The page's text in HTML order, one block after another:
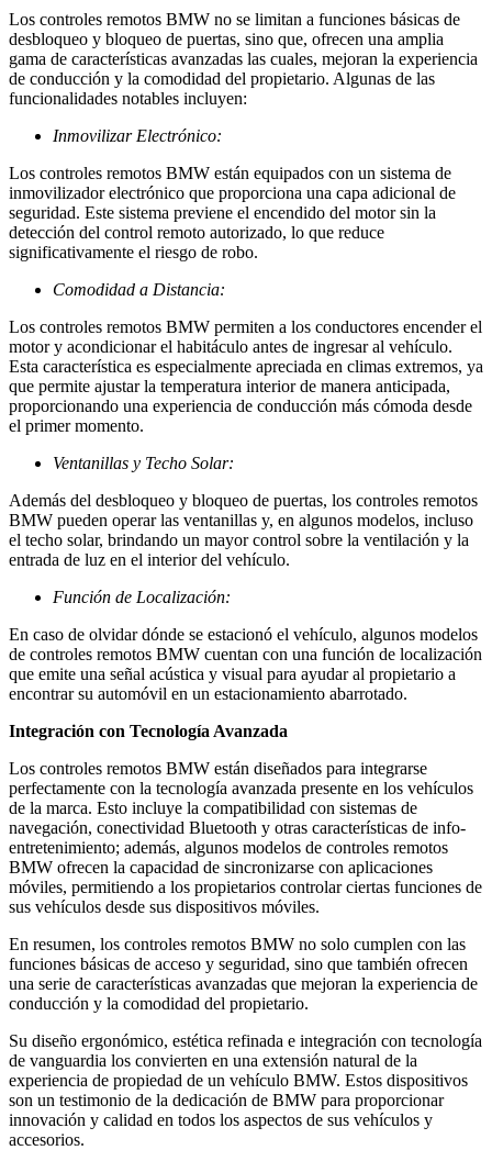
Los controles remotos BMW no se limitan a funciones básicas de
desbloqueo y bloqueo de puertas, sino que, ofrecen una amplia
gama de características avanzadas las cuales, mejoran la experiencia
de conducción y la comodidad del propietario. Algunas de las
funcionalidades notables incluyen:
Inmovilizar Electrónico:
Los controles remotos BMW están equipados con un sistema de
inmovilizador electrónico que proporciona una capa adicional de
seguridad. Este sistema previene el encendido del motor sin la
detección del control remoto autorizado, lo que reduce
significativamente el riesgo de robo.
Comodidad a Distancia:
Los controles remotos BMW permiten a los conductores encender el
motor y acondicionar el habitáculo antes de ingresar al vehículo.
Esta característica es especialmente apreciada en climas extremos, ya
que permite ajustar la temperatura interior de manera anticipada,
proporcionando una experiencia de conducción más cómoda desde
el primer momento.
Ventanillas y Techo Solar:
Además del desbloqueo y bloqueo de puertas, los controles remotos
BMW pueden operar las ventanillas y, en algunos modelos, incluso
el techo solar, brindando un mayor control sobre la ventilación y la
entrada de luz en el interior del vehículo.
Función de Localización:
En caso de olvidar dónde se estacionó el vehículo, algunos modelos
de controles remotos BMW cuentan con una función de localización
que emite una señal acústica y visual para ayudar al propietario a
encontrar su automóvil en un estacionamiento abarrotado.
Integración con Tecnología Avanzada
Los controles remotos BMW están diseñados para integrarse
perfectamente con la tecnología avanzada presente en los vehículos
de la marca. Esto incluye la compatibilidad con sistemas de
navegación, conectividad Bluetooth y otras características de info-
entretenimiento; además, algunos modelos de controles remotos
BMW ofrecen la capacidad de sincronizarse con aplicaciones
móviles, permitiendo a los propietarios controlar ciertas funciones de
sus vehículos desde sus dispositivos móviles.
En resumen, los controles remotos BMW no solo cumplen con las
funciones básicas de acceso y seguridad, sino que también ofrecen
una serie de características avanzadas que mejoran la experiencia de
conducción y la comodidad del propietario.
Su diseño ergonómico, estética refinada e integración con tecnología
de vanguardia los convierten en una extensión natural de la
experiencia de propiedad de un vehículo BMW. Estos dispositivos
son un testimonio de la dedicación de BMW para proporcionar
innovación y calidad en todos los aspectos de sus vehículos y
accesorios.